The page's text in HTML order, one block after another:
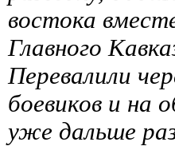
востока
Главного
Перевалили
боевиков и на
уже дальше